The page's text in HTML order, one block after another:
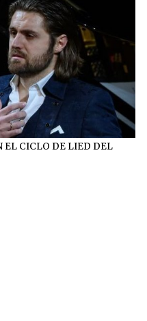
CICLO DE LIED DEL